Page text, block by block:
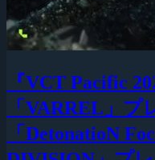
『VCT Pacific
「VARREL」プ
「DetonatioN